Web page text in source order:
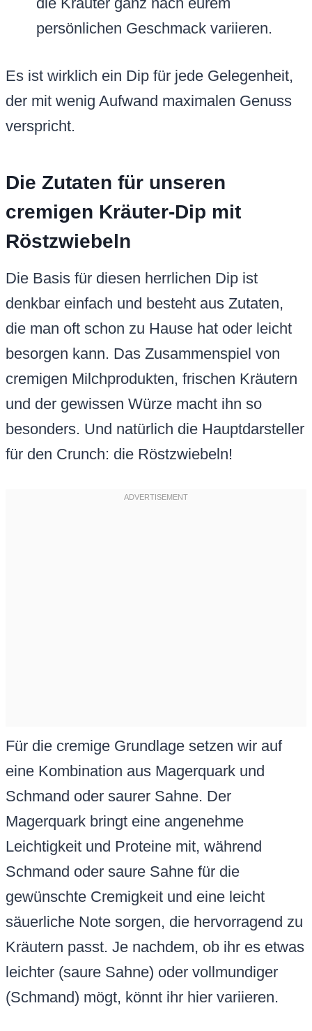
persönlichen Geschmack variieren.
Es ist wirklich ein Dip für jede Gelegenheit,
der mit wenig Aufwand maximalen Genuss
verspricht.
Die Zutaten für unseren
cremigen Kräuter-Dip mit
Röstzwiebeln
Die Basis für diesen herrlichen Dip ist
denkbar einfach und besteht aus Zutaten,
die man oft schon zu Hause hat oder leicht
besorgen kann. Das Zusammenspiel von
cremigen Milchprodukten, frischen Kräutern
und der gewissen Würze macht ihn so
besonders. Und natürlich die Hauptdarsteller
für den Crunch: die Röstzwiebeln!
Für die cremige Grundlage setzen wir auf
eine Kombination aus Magerquark und
Schmand oder saurer Sahne. Der
Magerquark bringt eine angenehme
Leichtigkeit und Proteine mit, während
Schmand oder saure Sahne für die
gewünschte Cremigkeit und eine leicht
säuerliche Note sorgen, die hervorragend zu
Kräutern passt. Je nachdem, ob ihr es etwas
leichter (saure Sahne) oder vollmundiger
(Schmand) mögt, könnt ihr hier variieren.